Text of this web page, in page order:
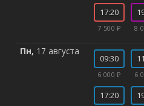
17:20
7 500 ₽ 8
Пн, 17 августа
09:30
6 000 ₽ 6
17:20